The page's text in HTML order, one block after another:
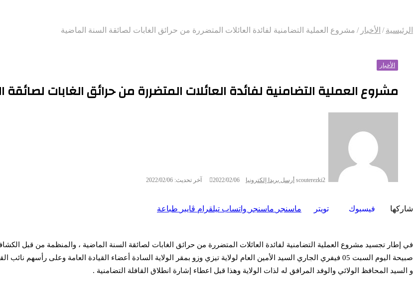
الرئيسية / الأخبار / مشروع العملية التضامنية لفائدة العائلات المتضررة من حرائق الغابات لصائقة السنة الماضية
الأخبار
مشروع العملية التضامنية لفائدة العائلات المتضررة من حرائق الغابات لصائقة
scouterezki2 أرسل بريدا إلكترونيا 2022/02/06 آخر تحديث: 2022/02/06
شاركها فيسبوك تويتر ماسنجر ماسنجر واتساب تيلقرام ڤايبر طباعة
في إطار تجسيد مشروع العملية التضامنية لفائدة العائلات المتضررة من حرائق الغابات لصائقة السنة الماضية ، والمنظمة من قبل
صبيحة اليوم السبت 05 فيفري الجاري السيد الأمين العام لولاية تيزي وزو بمقر الولاية السادة أعضاء القيادة العامة وعلى
و السيد المحافظ الولائي والوفد المرافق له لذات الولاية وهذا قبل اعطاء إشارة انطلاق القافلة التضامنية .